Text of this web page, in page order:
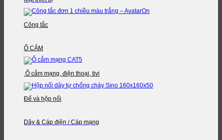
Công tắc
Ổ CẮM
Ổ cắm mạng, điện thoại, tivi
Đế và hộp nối
Dây & Cáp điện / Cáp mạng